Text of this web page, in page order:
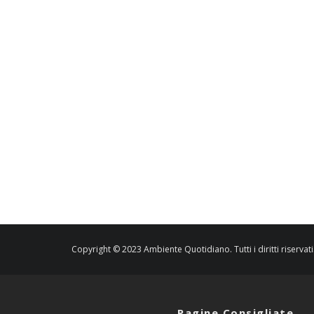
Copyright © 2023 Ambiente Quotidiano. Tutti i diritti riservati.